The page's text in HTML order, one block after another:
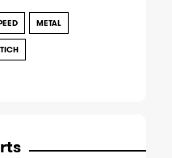
METAL